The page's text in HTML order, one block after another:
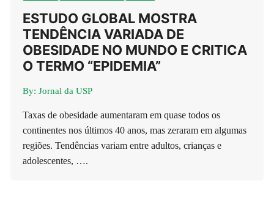
ESTUDO GLOBAL MOSTRA
TENDÊNCIA VARIADA DE
OBESIDADE NO MUNDO E CRITICA
O TERMO “EPIDEMIA”
By: Jornal da USP
Taxas de obesidade aumentaram em quase todos os
continentes nos últimos 40 anos, mas zeraram em algumas
regiões. Tendências variam entre adultos, crianças e
adolescentes, ….